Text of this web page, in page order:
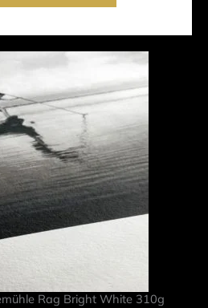
Rag Bright White 310g